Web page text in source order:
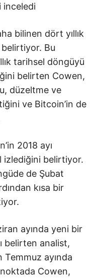
inceledi
bilinen dört yıllık
Bu
tarihsel döngüyü
belirten Cowen,
düzeltme ve
ve Bitcoin’in de
2018 ayı
izlediğini belirtiyor.
de Şubat
kısa bir
ayında yeni bir
belirten analist,
Temmuz ayında
Cowen,